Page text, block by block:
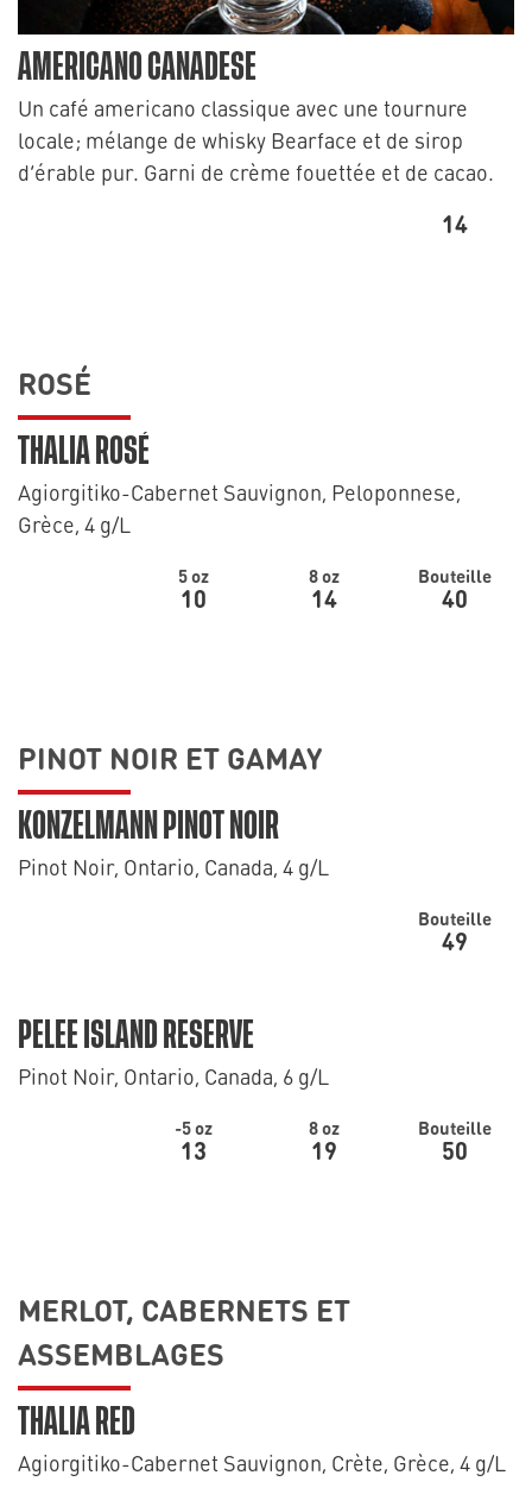
AMERICANO CANADESE
Un café americano classique avec une tournure
locale; mélange de whisky Bearface et de sirop
d’érable pur. Garni de crème fouettée et de cacao.
14
ROSÉ
THALIA ROSÉ
Agiorgitiko-Cabernet Sauvignon, Peloponnese,
Grèce, 4 g/L
5 oz
10
8 oz
14
Bouteille
40
PINOT NOIR ET GAMAY
KONZELMANN PINOT NOIR
Pinot Noir, Ontario, Canada, 4 g/L
Bouteille
49
PELEE ISLAND RESERVE
Pinot Noir, Ontario, Canada, 6 g/L
-5 oz
13
8 oz
19
Bouteille
50
MERLOT, CABERNETS ET
ASSEMBLAGES
THALIA RED
Agiorgitiko-Cabernet Sauvignon, Crète, Grèce, 4 g/L